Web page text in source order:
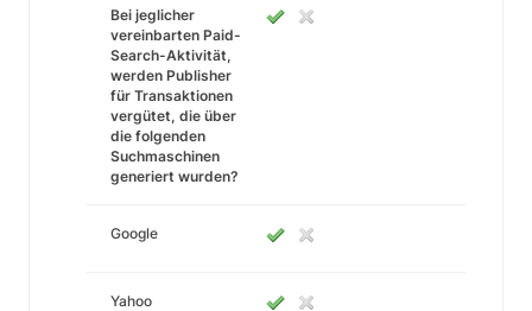
Bei jeglicher
vereinbarten Paid-
Search-Aktivität,
werden Publisher
für Transaktionen
vergütet, die über
die folgenden
Suchmaschinen
generiert wurden?
Google
Yahoo